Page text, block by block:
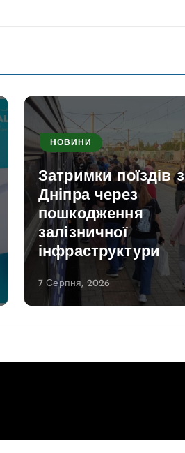
НОВИНИ
Затримки поїздів з
Дніпра через
пошкодження
залізничної
інфраструктури
7 Серпня, 2026